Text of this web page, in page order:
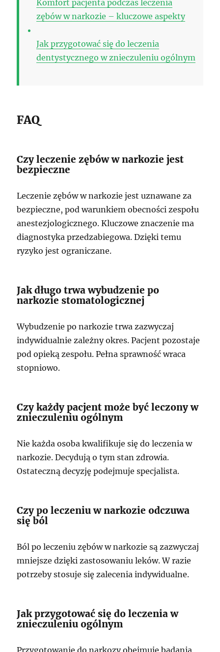
Komfort pacjenta podczas leczenia
zębów w narkozie – kluczowe aspekty
Jak przygotować się do leczenia
dentystycznego w znieczuleniu ogólnym
FAQ
Czy leczenie zębów w narkozie jest
bezpieczne
Leczenie zębów w narkozie jest uznawane za
bezpieczne, pod warunkiem obecności zespołu
anestezjologicznego. Kluczowe znaczenie ma
diagnostyka przedzabiegowa. Dzięki temu
ryzyko jest ograniczane.
Jak długo trwa wybudzenie po
narkozie stomatologicznej
Wybudzenie po narkozie trwa zazwyczaj
indywidualnie zależny okres. Pacjent pozostaje
pod opieką zespołu. Pełna sprawność wraca
stopniowo.
Czy każdy pacjent może być leczony w
znieczuleniu ogólnym
Nie każda osoba kwalifikuje się do leczenia w
narkozie. Decydują o tym stan zdrowia.
Ostateczną decyzję podejmuje specjalista.
Czy po leczeniu w narkozie odczuwa
się ból
Ból po leczeniu zębów w narkozie są zazwyczaj
mniejsze dzięki zastosowaniu leków. W razie
potrzeby stosuje się zalecenia indywidualne.
Jak przygotować się do leczenia w
znieczuleniu ogólnym
Przygotowanie do narkozy obejmuje badania